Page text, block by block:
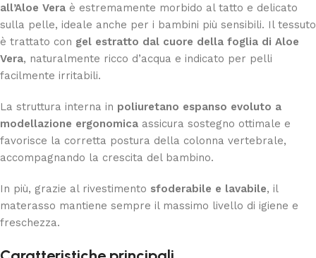
all’Aloe Vera è estremamente morbido al tatto e delicato
sulla pelle, ideale anche per i bambini più sensibili. Il tessuto
è trattato con gel estratto dal cuore della foglia di Aloe
Vera, naturalmente ricco d’acqua e indicato per pelli
facilmente irritabili.
La struttura interna in poliuretano espanso evoluto a
modellazione ergonomica assicura sostegno ottimale e
favorisce la corretta postura della colonna vertebrale,
accompagnando la crescita del bambino.
In più, grazie al rivestimento sfoderabile e lavabile, il
materasso mantiene sempre il massimo livello di igiene e
freschezza.